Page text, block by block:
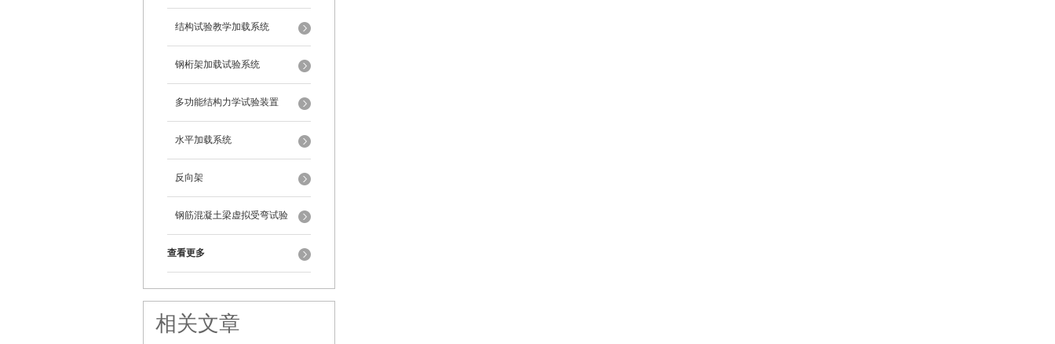
结构试验教学加载系统
钢桁架加载试验系统
多功能结构力学试验装置
水平加载系统
反向架
钢筋混凝土梁虚拟受弯试验
查看更多
相关文章